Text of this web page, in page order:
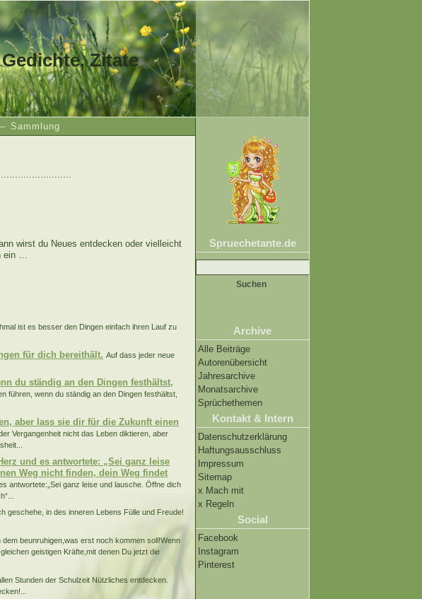
Zitate
Sammlung
Spruechetante.de
Suche
nach:
Archive
Alle Beiträge
Autorenübersicht
Jahresarchive
Monatsarchive
Sprüchethemen
Kontakt & Intern
Datenschutzerklärung
Haftungsausschluss
Impressum
Sitemap
x Mach mit
x Regeln
Social
Facebook
Instagram
Pinterest
wirst du Neues entdecken oder vielleicht
ein …
ist es besser den Dingen einfach ihren Lauf zu
für dich bereithält. Auf dass jeder neue
du ständig an den Dingen festhältst,
führen, wenn du ständig an den Dingen festhältst,
aber lass sie dir für die Zukunft einen
Vergangenheit nicht das Leben diktieren, aber
und es antwortete: „Sei ganz leise
Weg nicht finden, dein Weg findet
antwortete:„Sei ganz leise und lausche. Öffne dich
geschehe, in des inneren Lebens Fülle und Freude!
dem beunruhigen,was erst noch kommen soll!Wenn
geistigen Kräfte,mit denen Du jetzt die
Stunden der Schulzeit Nützliches entdecken.